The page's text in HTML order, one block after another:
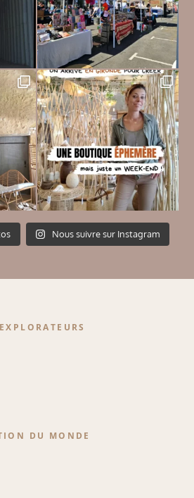
Nous suivre sur Instagram
DU MONDE